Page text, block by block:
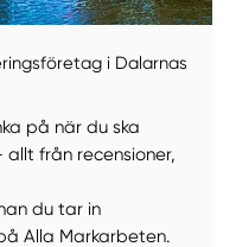
i Dalarnas
på när du ska
från recensioner,
du tar in
Alla Markarbeten.